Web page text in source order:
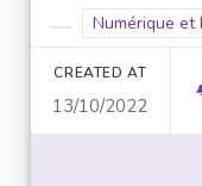
Filter results for
Filter results
Numérique et
CREATED AT
13/10/2022